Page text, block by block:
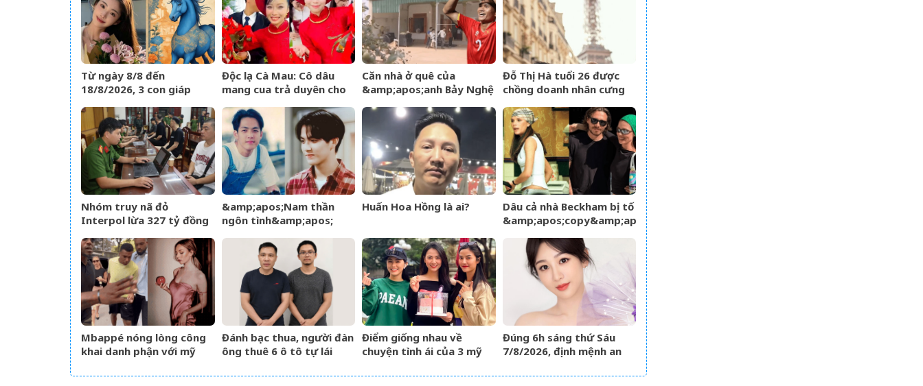
Từ ngày 8/8 đến
18/8/2026, 3 con giáp
HIẾM CÓ, tiền bạc tự
động kéo về
Độc lạ Cà Mau: Cô dâu
mang cua trả duyên cho
Căn nhà ở quê của
&amp;apos;anh Bảy Nghệ
đình đám MXH
Đỗ Thị Hà tuổi 26 được
chồng doanh nhân cưng
rạng rỡ
Nhóm truy nã đỏ
Interpol lừa 327 tỷ đồng
Ninh
&amp;apos;Nam thần
ngôn tình&amp;apos;
U60 vẫn như thanh niên
Huấn Hoa Hồng là ai?
Dâu cả nhà Beckham bị tố
&amp;apos;copy&amp;apos;
Victoria giữa sóng gió gia
Mbappé nóng lòng công
khai danh phận với mỹ
rồi
Đánh bạc thua, người đàn
ông thuê 6 ô tô tự lái
Điểm giống nhau về
chuyện tình ái của 3 mỹ
Đúng 6h sáng thứ Sáu
7/8/2026, định mệnh an
như cá chép hóa rồng,